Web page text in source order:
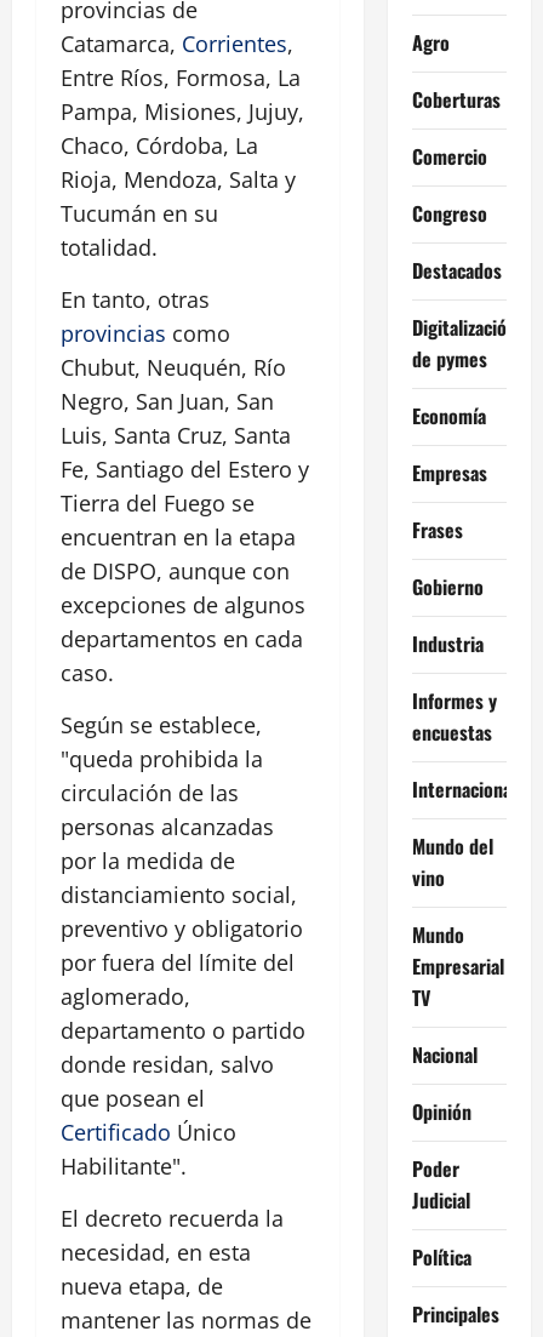
provincias de
Catamarca, Corrientes,
Entre Ríos, Formosa, La
Pampa, Misiones, Jujuy,
Chaco, Córdoba, La
Rioja, Mendoza, Salta y
Tucumán en su
totalidad.
En tanto, otras
provincias como
Chubut, Neuquén, Río
Negro, San Juan, San
Luis, Santa Cruz, Santa
Fe, Santiago del Estero y
Tierra del Fuego se
encuentran en la etapa
de DISPO, aunque con
excepciones de algunos
departamentos en cada
caso.
Según se establece,
"queda prohibida la
circulación de las
personas alcanzadas
por la medida de
distanciamiento social,
preventivo y obligatorio
por fuera del límite del
aglomerado,
departamento o partido
donde residan, salvo
que posean el
Certificado Único
Habilitante".
El decreto recuerda la
necesidad, en esta
nueva etapa, de
mantener las normas de
Agro
Coberturas
Comercio
Congreso
Destacados
Digitalización
de pymes
Economía
Empresas
Frases
Gobierno
Industria
Informes y
encuestas
Internacional
Mundo del
vino
Mundo
Empresarial
TV
Nacional
Opinión
Poder
Judicial
Política
Principales